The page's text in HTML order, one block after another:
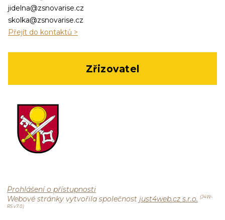
jidelna@zsnovarise.cz
skolka@zsnovarise.cz
Přejít do kontaktů >
Zřizovatel
Prohlášení o přístupnosti
Webové stránky vytvořila společnost just4web.cz s.r.o. (J4W-
RS v7.0)